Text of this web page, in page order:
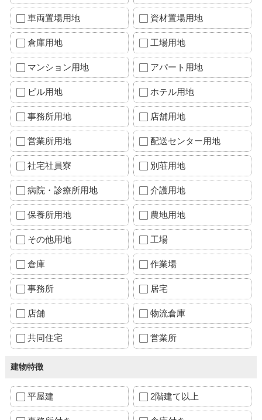
車両置場用地 資材置場用地
倉庫用地 工場用地
マンション用地 アパート用地
ビル用地 ホテル用地
事務所用地 店舗用地
営業所用地 配送センター用地
社宅社員寮 別荘用地
病院・診療所用地 介護用地
保養所用地 農地用地
その他用地 工場
倉庫 作業場
事務所 居宅
店舗 物流倉庫
共同住宅 営業所
建物特徴
平屋建 2階建て以上